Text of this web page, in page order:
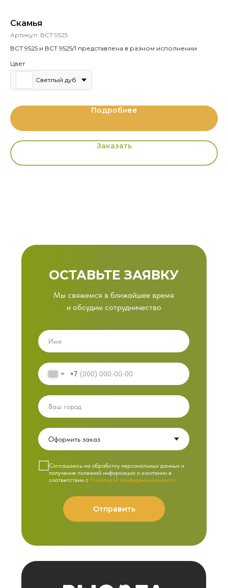
Скамья
Артикул: ВСТ 9525
ВСТ 9525 и ВСТ 9525/1 представлена в разном исполнении
Цвет
Светлый дуб
Подробнее
Заказать
ОСТАВЬТЕ ЗАЯВКУ
Мы свяжемся в ближайшее время
и обсудим сотрудничество
+7
Cоглашаюсь на обработку персональных данных и
получение полезной информации о компании в
соответствии с Политикой конфиденциальности
Отправить